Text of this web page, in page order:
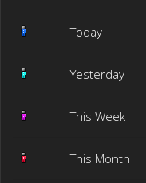
Today
Yesterday
This Week
This Month